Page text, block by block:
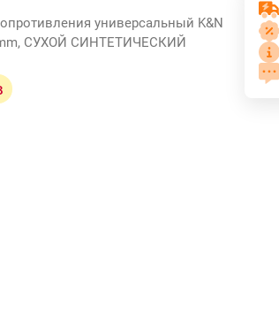
универсальный K&N
СУХОЙ СИНТЕТИЧЕСКИЙ